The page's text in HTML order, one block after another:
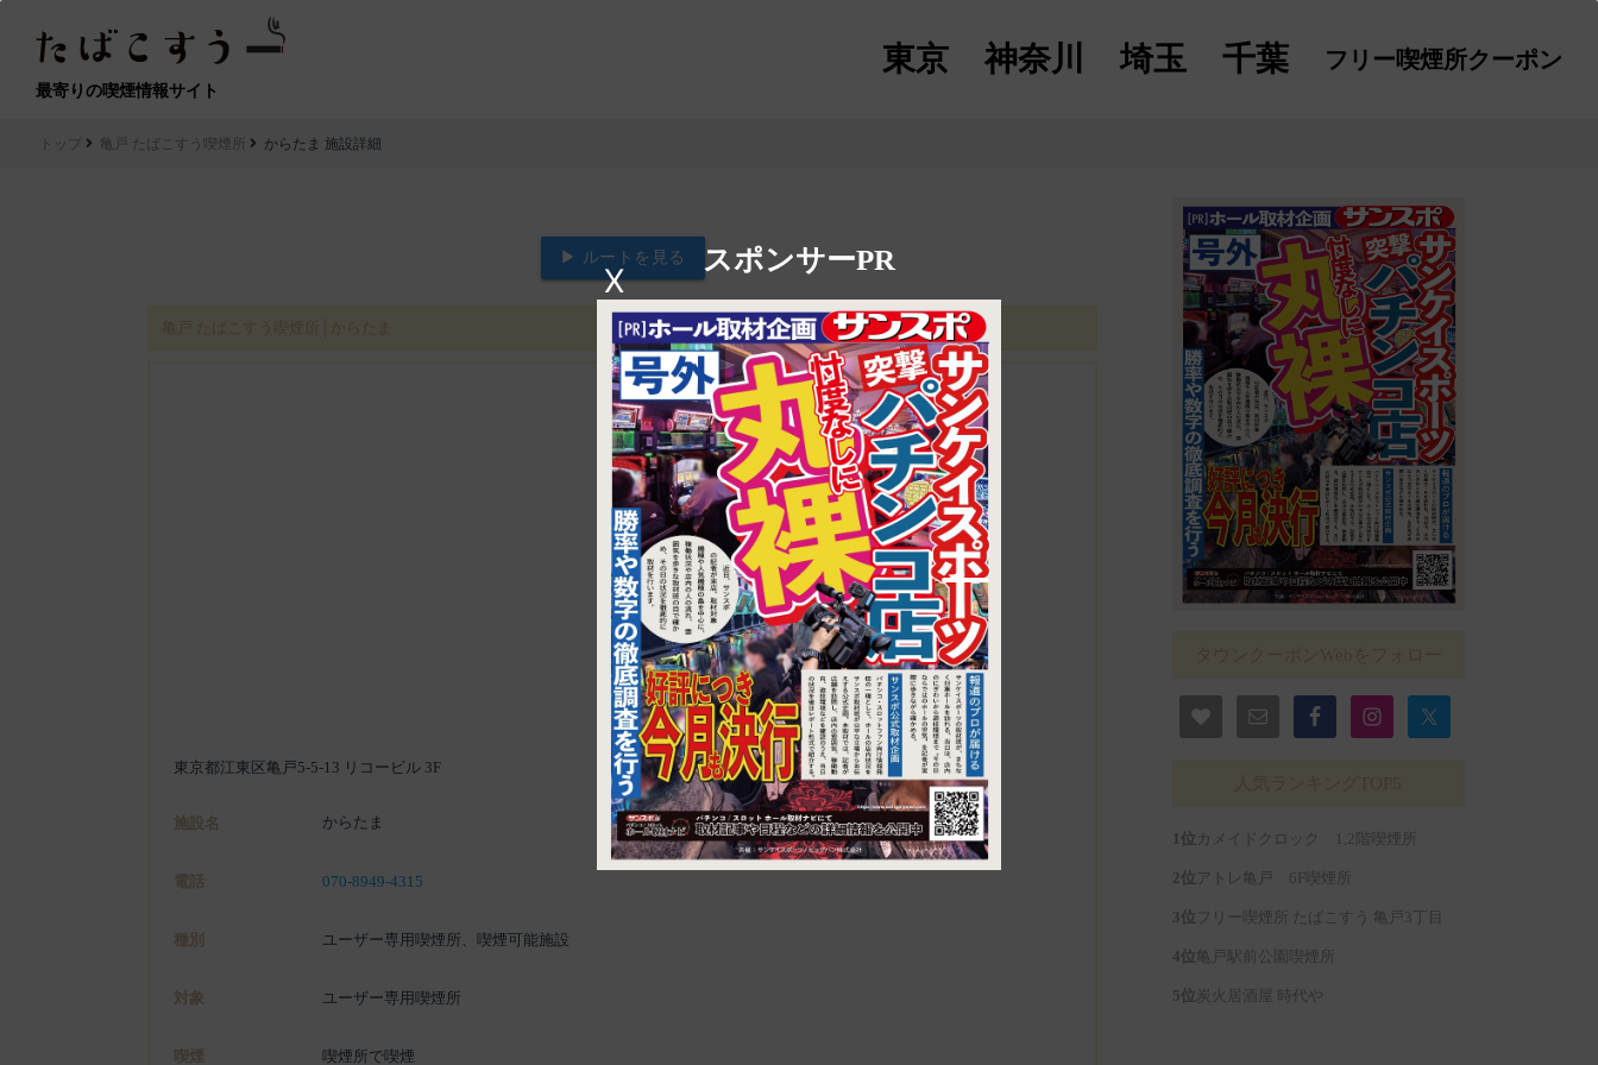
最寄りの喫煙情報サイト
東京 神奈川 埼玉 千葉 フリー喫煙所クーポン
スポンサーPR
X
1
トップ 亀戸 たばこすう喫煙所 からたま 施設詳細
▶ ルートを見る
東京都江東区亀戸5-5-13 リコービル 3F
施設名 からたま
電話 070-8949-4315
種別 ユーザー専用喫煙所、喫煙可能施設
対象 ユーザー専用喫煙所
喫煙 喫煙所で喫煙
カメイドクロック 1,2階喫煙所
アトレ亀戸 6F喫煙所
フリー喫煙所 たばこすう 亀戸3丁目
亀戸駅前公園喫煙所
炭火居酒屋 時代や